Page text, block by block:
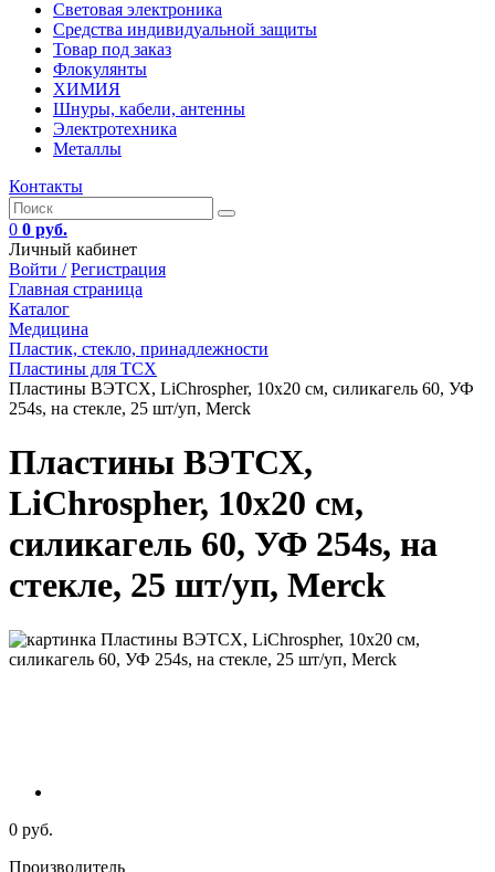
Световая электроника
Средства индивидуальной защиты
Товар под заказ
Флокулянты
ХИМИЯ
Шнуры, кабели, антенны
Электротехника
Металлы
Контакты
0 0 руб.
Личный кабинет
Войти / Регистрация
Главная страница
Каталог
Медицина
Пластик, стекло, принадлежности
Пластины для ТСХ
Пластины ВЭТСХ, LiChrospher, 10х20 см, силикагель 60, УФ
254s, на стекле, 25 шт/уп, Merck
Пластины ВЭТСХ,
LiChrospher, 10х20 см,
силикагель 60, УФ 254s, на
стекле, 25 шт/уп, Merck
0 руб.
Производитель